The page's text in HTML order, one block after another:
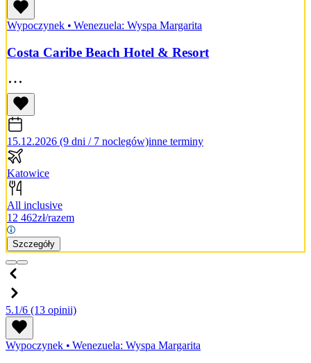
Wypoczynek • Wenezuela: Wyspa Margarita
Costa Caribe Beach Hotel & Resort
15.12.2026 (9 dni / 7 noclegów)inne terminy
Katowice
All inclusive
12 462zł/razem
Szczegóły
5.1/6 (13 opinii)
Wypoczynek • Wenezuela: Wyspa Margarita